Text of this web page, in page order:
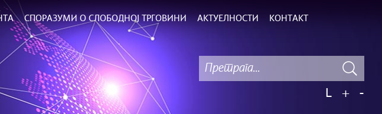
СПОРАЗУМИ О СЛОБОДНОЈ ТРГОВИНИ АКТУЕЛНОСТИ КОНТАКТ
L
+ -